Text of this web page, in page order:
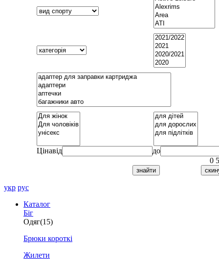
Цінавід
до
0
укр рус
Каталог
Біг
Одяг(15)
Брюки короткі
Жилети